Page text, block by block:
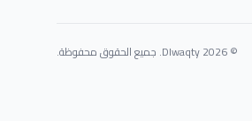
© 2026 Dlwaqty. جميع الحقوق محفوظة.